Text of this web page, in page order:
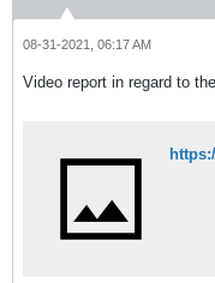
08-31-2021, 06:17 AM
Video report in regard to